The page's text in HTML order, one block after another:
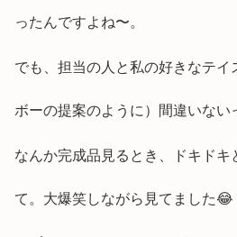
ったんですよね〜。
でも、担当の人と私の好きなテ
ボーの提案のように）間違いな
なんか完成品見るとき、ドキドキ
て。大爆笑しながら見てました😂